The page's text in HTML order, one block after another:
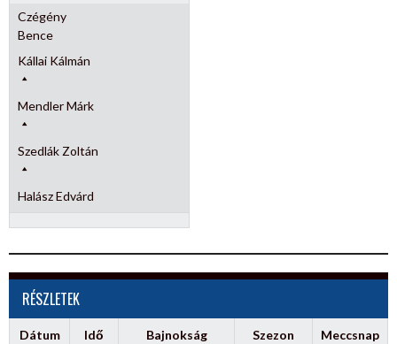
Czégény
Bence
Kállai Kálmán
Mendler Márk
Szedlák Zoltán
Halász Edvárd
RÉSZLETEK
Dátum Idő Bajnokság Szezon Meccsnap